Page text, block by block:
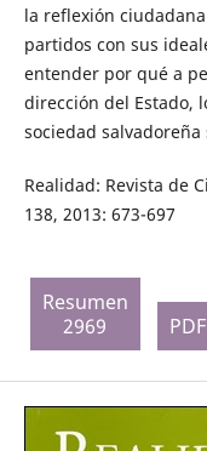
la reflexión
partidos con sus
entender por qué a
dirección del Estado,
sociedad
Realidad: Revista de
138, 2013: 673-697
Resumen
2969